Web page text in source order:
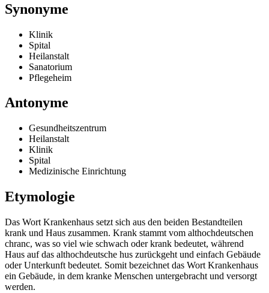
Synonyme
Klinik
Spital
Heilanstalt
Sanatorium
Pflegeheim
Antonyme
Gesundheitszentrum
Heilanstalt
Klinik
Spital
Medizinische Einrichtung
Etymologie
Das Wort Krankenhaus setzt sich aus den beiden Bestandteilen
krank und Haus zusammen. Krank stammt vom althochdeutschen
chranc, was so viel wie schwach oder krank bedeutet, während
Haus auf das althochdeutsche hus zurückgeht und einfach Gebäude
oder Unterkunft bedeutet. Somit bezeichnet das Wort Krankenhaus
ein Gebäude, in dem kranke Menschen untergebracht und versorgt
werden.